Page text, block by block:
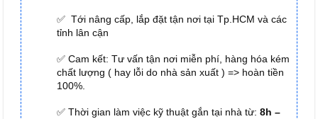
✅ Tới nâng cấp, lắp đặt tận nơi tại Tp.HCM và các
tỉnh lân cận
✅ Cam kết: Tư vấn tận nơi miễn phí, hàng hóa kém
chất lượng ( hay lỗi do nhà sản xuất ) => hoàn tiền
100%.
✅ Thời gian làm việc kỹ thuật gắn tại nhà từ: 8h –